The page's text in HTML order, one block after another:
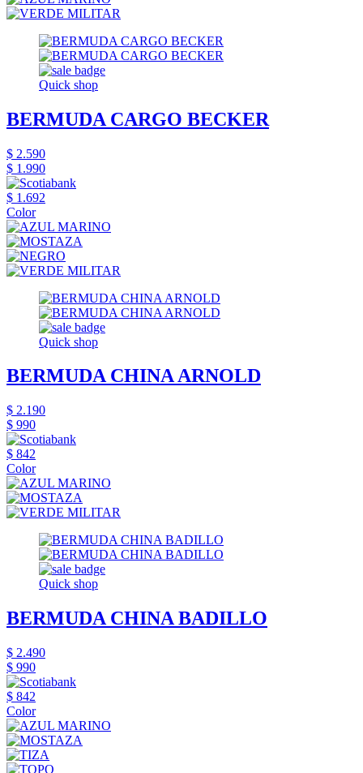
Quick shop
BERMUDA CARGO BECKER
$ 2.590
$ 1.990
$ 1.692
Color
Quick shop
BERMUDA CHINA ARNOLD
$ 2.190
$ 990
$ 842
Color
Quick shop
BERMUDA CHINA BADILLO
$ 2.490
$ 990
$ 842
Color